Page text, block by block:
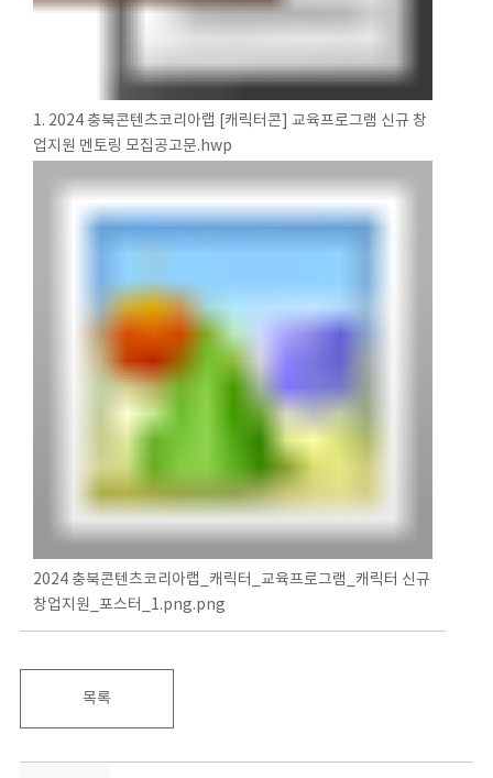
1. 2024 충북콘텐츠코리아랩 [캐릭터콘] 교육프로그램 신규 창
업지원 멘토링 모집공고문.hwp
2024 충북콘텐츠코리아랩_캐릭터_교육프로그램_캐릭터 신규
창업지원_포스터_1.png.png
목록